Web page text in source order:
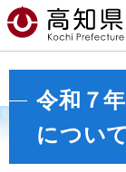
令和７
について